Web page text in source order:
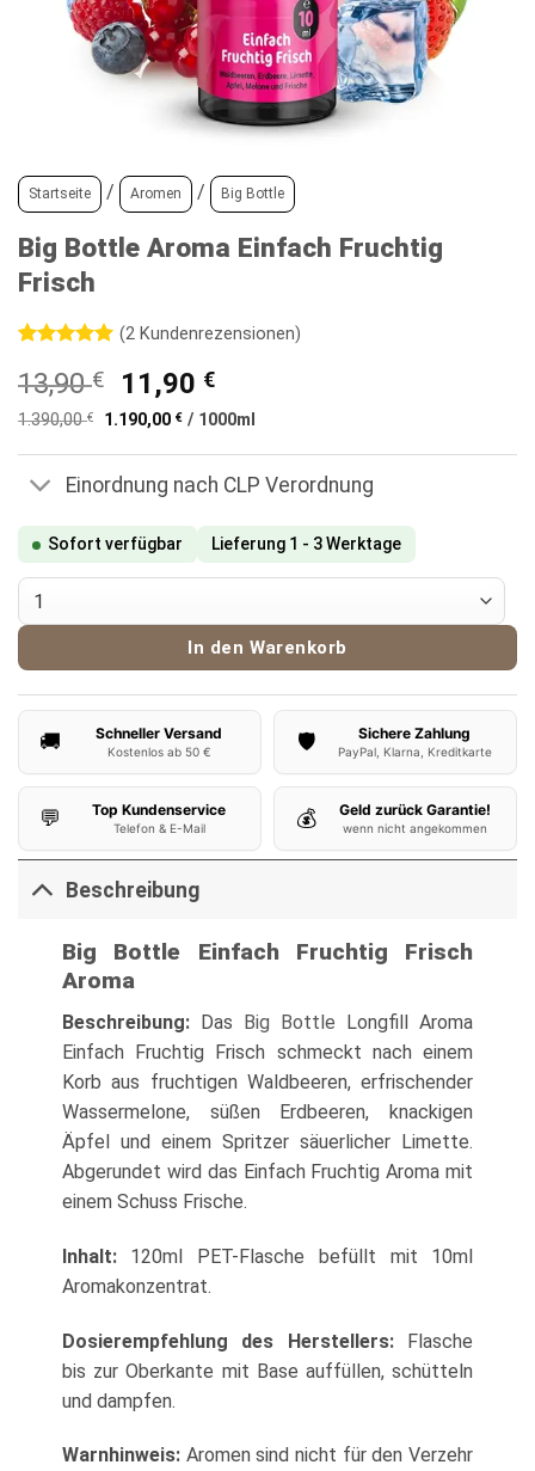
Startseite / Aromen / Big Bottle
Big Bottle Aroma Einfach Fruchtig
Frisch
mit5von
5, basierend
auf
(2Kundenrezensionen)
13,90€
Ursprünglicher
Preis
war:
13,90 €
11,90 €Aktueller
Preis
11,90 €.
1.390,00€ 1.190,00€ / 1000ml
Einordnung nach CLP Verordnung
Sofort verfügbar Lieferung 1 - 3 Werktage
Big Bottle Aroma Einfach Fruchtig Frisch Menge
In den Warenkorb
🚚 Schneller Versand
Kostenlos ab 50 € 🛡️ Sichere Zahlung
PayPal, Klarna, Kreditkarte
💬 Top Kundenservice
Telefon & E-Mail 💰 Geld zurück Garantie!
wenn nicht angekommen
Beschreibung
Big Bottle Einfach Fruchtig Frisch
Aroma
Beschreibung:Das Big Bottle Longfill Aroma
Einfach Fruchtig Frisch schmeckt nach einem
Korb aus fruchtigen Waldbeeren, erfrischender
Wassermelone, süßen Erdbeeren, knackigen
Äpfel und einem Spritzer säuerlicher Limette.
Abgerundet wird das Einfach Fruchtig Aroma mit
einem Schuss Frische.
Inhalt:120ml PET-Flasche befüllt mit 10ml
Aromakonzentrat.
Dosierempfehlung des Herstellers:Flasche
bis zur Oberkante mit Base auffüllen, schütteln
und dampfen.
Warnhinweis:Aromen sind nicht für den Verzehr